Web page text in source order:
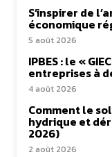
S’inspirer de
économique
5 août 2026
IPBES : le «
entreprises à
4 août 2026
Comment le
hydrique et
2026)
2 août 2026